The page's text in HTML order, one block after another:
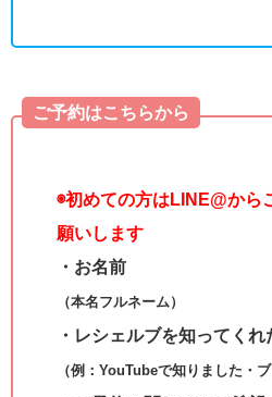
ご予約はこちらから
◉初めての方はLINE@から
願いします
・お名前
（本名フルネーム）
・レシェルブを知ってく
（例：YouTubeで知りました・